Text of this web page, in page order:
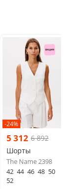
-24%
5 312 6 892
Шорты
The Name 2398
42 44 46 48 50
52